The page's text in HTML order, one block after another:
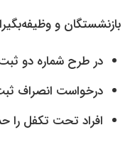
بازنشستگان و
در طرح شماره دو
درخواست انصراف
افراد تحت تکفل را